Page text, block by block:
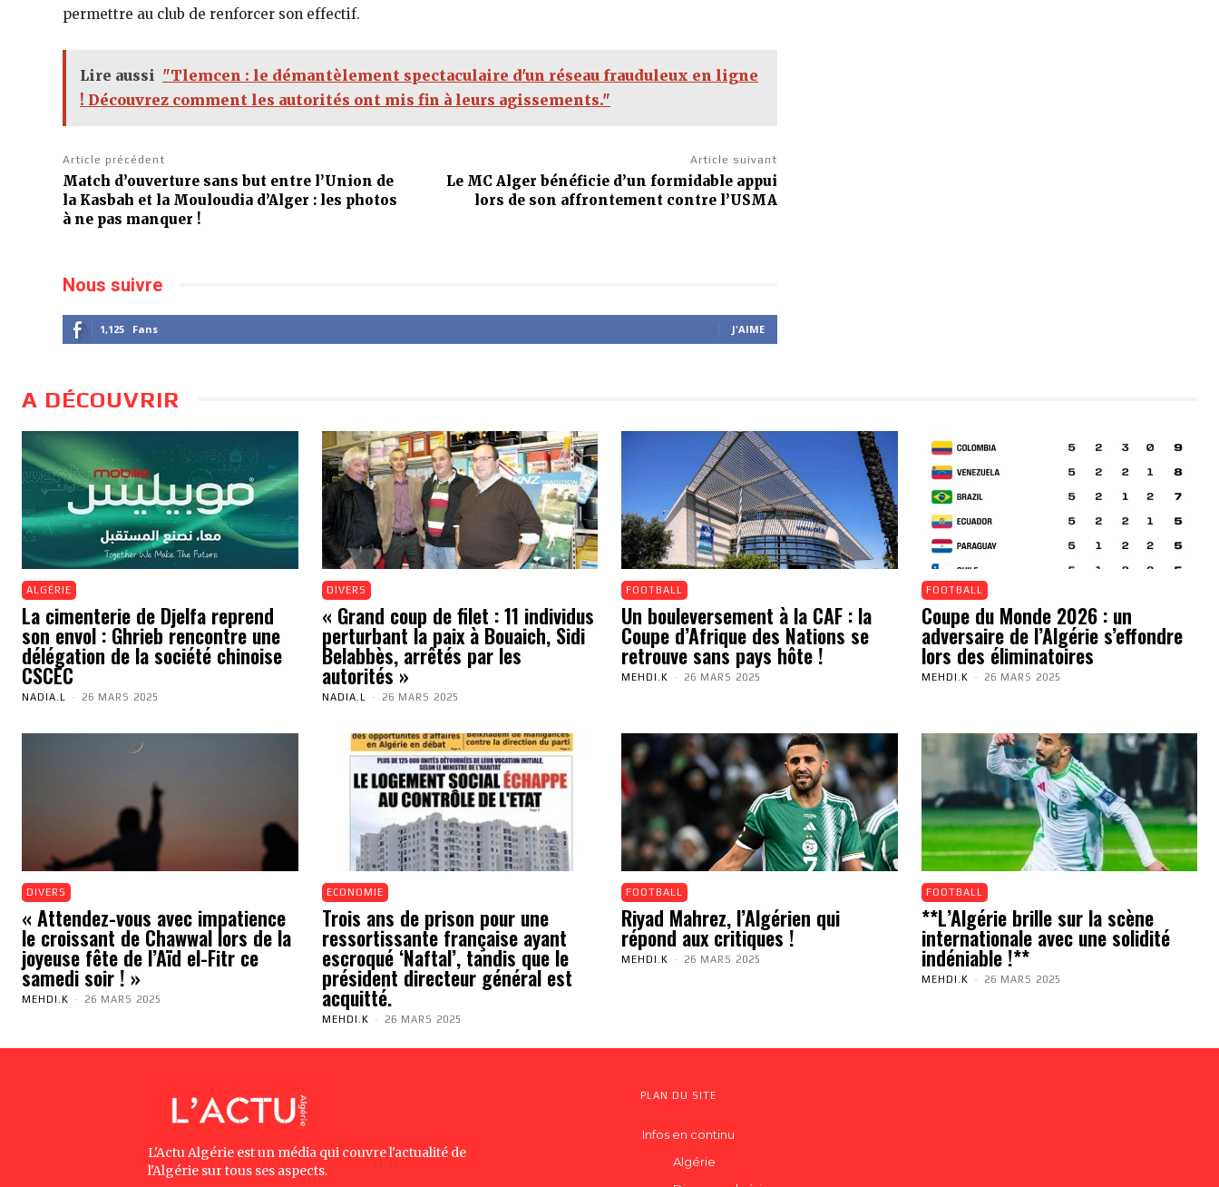
permettre au club de renforcer son effectif.
Lire aussi "Tlemcen : le démantèlement spectaculaire d'un réseau frauduleux en ligne
! Découvrez comment les autorités ont mis fin à leurs agissements."
Article précédent
Match d’ouverture sans but entre l’Union de
la Kasbah et la Mouloudia d’Alger : les photos
à ne pas manquer !
Article suivant
Le MC Alger bénéficie d’un formidable appui
lors de son affrontement contre l’USMA
Nous suivre
1,125 Fans J'AIME
A DÉCOUVRIR
ALGÉRIE
La cimenterie de Djelfa reprend
son envol : Ghrieb rencontre une
délégation de la société chinoise
CSCEC
NADIA.L - 26 MARS 2025
DIVERS
« Grand coup de filet : 11 individus
perturbant la paix à Bouaich, Sidi
Belabbès, arrêtés par les
autorités »
NADIA.L - 26 MARS 2025
FOOTBALL
Un bouleversement à la CAF : la
Coupe d’Afrique des Nations se
retrouve sans pays hôte !
MEHDI.K - 26 MARS 2025
FOOTBALL
Coupe du Monde 2026 : un
adversaire de l’Algérie s’effondre
lors des éliminatoires
MEHDI.K - 26 MARS 2025
DIVERS
« Attendez-vous avec impatience
le croissant de Chawwal lors de la
joyeuse fête de l’Aïd el-Fitr ce
samedi soir ! »
MEHDI.K - 26 MARS 2025
ECONOMIE
Trois ans de prison pour une
ressortissante française ayant
escroqué ‘Naftal’, tandis que le
président directeur général est
acquitté.
MEHDI.K - 26 MARS 2025
FOOTBALL
Riyad Mahrez, l’Algérien qui
répond aux critiques !
MEHDI.K - 26 MARS 2025
FOOTBALL
**L’Algérie brille sur la scène
internationale avec une solidité
indéniable !**
MEHDI.K - 26 MARS 2025
L'Actu Algérie est un média qui couvre l'actualité de
l'Algérie sur tous ses aspects.
PLAN DU SITE
Infos en continu
Algérie